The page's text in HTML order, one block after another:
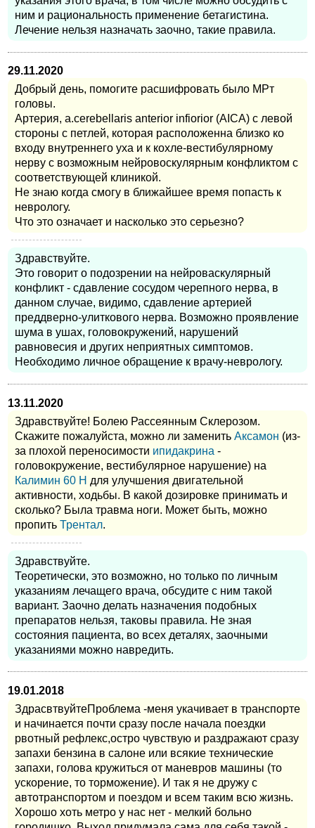
ним и рациональность применение бетагистина.
Лечение нельзя назначать заочно, такие правила.
29.11.2020
Добрый день, помогите расшифровать было МРт
головы.
Артерия, a.cerebellaris anterior infiorior (AICA) с левой
стороны с петлей, которая расположенна близко ко
входу внутреннего уха и к кохле-вестибулярному
нерву с возможным нейровоскулярным конфликтом с
соответствующей клиникой.
Не знаю когда смогу в ближайшее время попасть к
неврологу.
Что это означает и насколько это серьезно?
Здравствуйте.
Это говорит о подозрении на нейроваскулярный
конфликт - сдавление сосудом черепного нерва, в
данном случае, видимо, сдавление артерией
преддверно-улиткового нерва. Возможно проявление
шума в ушах, головокружений, нарушений
равновесия и других неприятных симптомов.
Необходимо личное обращение к врачу-неврологу.
13.11.2020
Здравствуйте! Болею Рассеянным Склерозом.
Скажите пожалуйста, можно ли заменить Аксамон (из-
за плохой переносимости ипидакрина -
головокружение, вестибулярное нарушение) на
Калимин 60 Н для улучшения двигательной
активности, ходьбы. В какой дозировке принимать и
сколько? Была травма ноги. Может быть, можно
пропить Трентал.
Здравствуйте.
Теоретически, это возможно, но только по личным
указаниям лечащего врача, обсудите с ним такой
вариант. Заочно делать назначения подобных
препаратов нельзя, таковы правила. Не зная
состояния пациента, во всех деталях, заочными
указаниями можно навредить.
19.01.2018
ЗдрасвтвуйтеПроблема -меня укачивает в транспорте
и начинается почти сразу после начала поездки
рвотный рефлекс,остро чувствую и раздражают сразу
запахи бензина в салоне или всякие технические
запахи, голова кружиться от маневров машины (то
ускорение, то торможение). И так я не дружу с
автотранспортом и поездом и всем таким всю жизнь.
Хорошо хоть метро у нас нет - мелкий больно